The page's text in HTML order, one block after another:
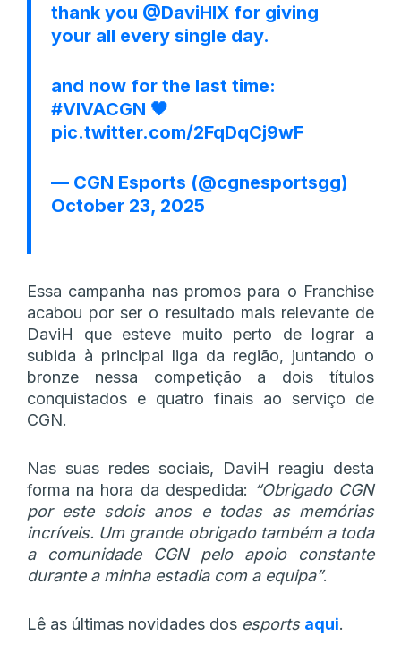
thank you @DaviHIX for giving
your all every single day.
and now for the last time:
#VIVACGN 🖤
pic.twitter.com/2FqDqCj9wF
— CGN Esports (@cgnesportsgg)
October 23, 2025
Essa campanha nas promos para o Franchise
acabou por ser o resultado mais relevante de
DaviH que esteve muito perto de lograr a
subida à principal liga da região, juntando o
bronze nessa competição a dois títulos
conquistados e quatro finais ao serviço de
CGN.
Nas suas redes sociais, DaviH reagiu desta
forma na hora da despedida: “Obrigado CGN
por este sdois anos e todas as memórias
incríveis. Um grande obrigado também a toda
a comunidade CGN pelo apoio constante
durante a minha estadia com a equipa”.
Lê as últimas novidades dos esports aqui.